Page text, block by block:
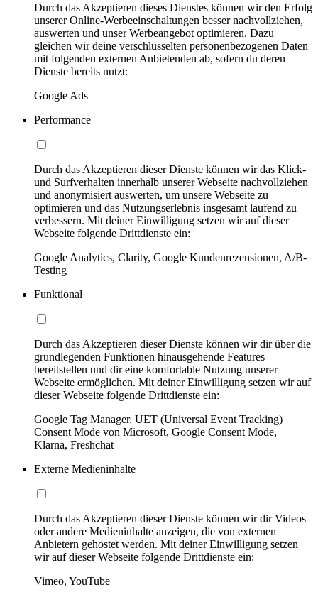
Durch das Akzeptieren dieses Dienstes können wir den Erfolg
unserer Online-Werbeeinschaltungen besser nachvollziehen,
auswerten und unser Werbeangebot optimieren. Dazu
gleichen wir deine verschlüsselten personenbezogenen Daten
mit folgenden externen Anbietenden ab, sofern du deren
Dienste bereits nutzt:
Google Ads
Performance
Durch das Akzeptieren dieser Dienste können wir das Klick-
und Surfverhalten innerhalb unserer Webseite nachvollziehen
und anonymisiert auswerten, um unsere Webseite zu
optimieren und das Nutzungserlebnis insgesamt laufend zu
verbessern. Mit deiner Einwilligung setzen wir auf dieser
Webseite folgende Drittdienste ein:
Google Analytics, Clarity, Google Kundenrezensionen, A/B-
Testing
Funktional
Durch das Akzeptieren dieser Dienste können wir dir über die
grundlegenden Funktionen hinausgehende Features
bereitstellen und dir eine komfortable Nutzung unserer
Webseite ermöglichen. Mit deiner Einwilligung setzen wir auf
dieser Webseite folgende Drittdienste ein:
Google Tag Manager, UET (Universal Event Tracking)
Consent Mode von Microsoft, Google Consent Mode,
Klarna, Freshchat
Externe Medieninhalte
Durch das Akzeptieren dieser Dienste können wir dir Videos
oder andere Medieninhalte anzeigen, die von externen
Anbietern gehostet werden. Mit deiner Einwilligung setzen
wir auf dieser Webseite folgende Drittdienste ein:
Vimeo, YouTube